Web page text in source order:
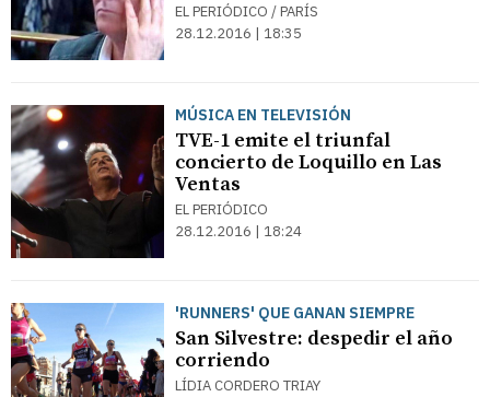
EL PERIÓDICO / PARÍS
28.12.2016 | 18:35
MÚSICA EN TELEVISIÓN
TVE-1 emite el triunfal
concierto de Loquillo en Las
Ventas
EL PERIÓDICO
28.12.2016 | 18:24
'RUNNERS' QUE GANAN SIEMPRE
San Silvestre: despedir el año
corriendo
LÍDIA CORDERO TRIAY